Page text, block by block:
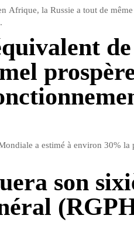
Afrique, la Russie a tout de
a estimé à environ 30% la
son